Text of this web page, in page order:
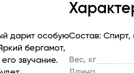
дарит особую
бергамот,
звучание.
Состав:
Вес, кг